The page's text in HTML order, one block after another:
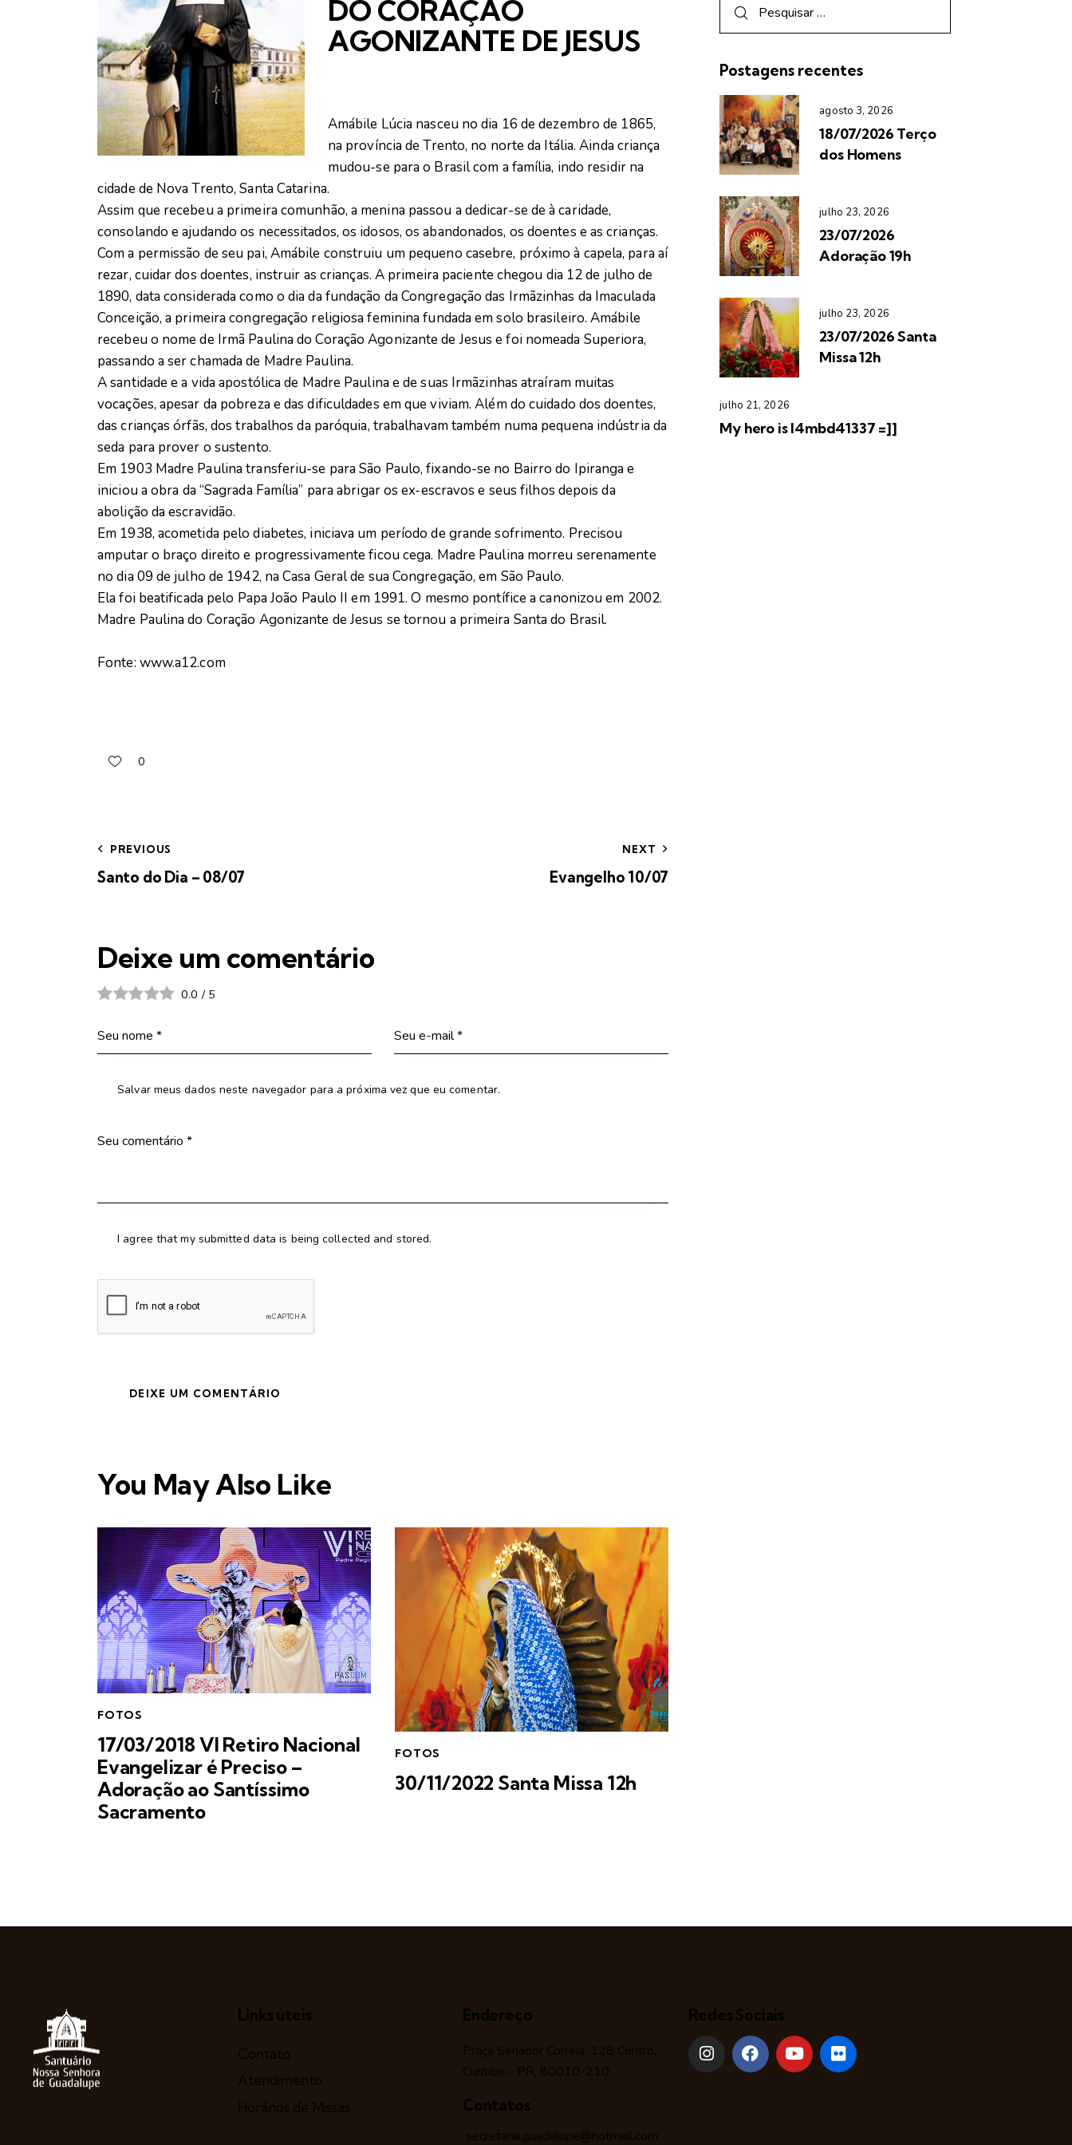
DO CORAÇÃO
AGONIZANTE DE JESUS
Amábile Lúcia nasceu no dia 16 de dezembro de 1865,
na província de Trento, no norte da Itália. Ainda criança
mudou-se para o Brasil com a família, indo residir na
cidade de Nova Trento, Santa Catarina.
Assim que recebeu a primeira comunhão, a menina passou a dedicar-se de à caridade,
consolando e ajudando os necessitados, os idosos, os abandonados, os doentes e as crianças.
Com a permissão de seu pai, Amábile construiu um pequeno casebre, próximo à capela, para aí
rezar, cuidar dos doentes, instruir as crianças. A primeira paciente chegou dia 12 de julho de
1890, data considerada como o dia da fundação da Congregação das Irmãzinhas da Imaculada
Conceição, a primeira congregação religiosa feminina fundada em solo brasileiro. Amábile
recebeu o nome de Irmã Paulina do Coração Agonizante de Jesus e foi nomeada Superiora,
passando a ser chamada de Madre Paulina.
A santidade e a vida apostólica de Madre Paulina e de suas Irmãzinhas atraíram muitas
vocações, apesar da pobreza e das dificuldades em que viviam. Além do cuidado dos doentes,
das crianças órfãs, dos trabalhos da paróquia, trabalhavam também numa pequena indústria da
seda para prover o sustento.
Em 1903 Madre Paulina transferiu-se para São Paulo, fixando-se no Bairro do Ipiranga e
iniciou a obra da “Sagrada Família” para abrigar os ex-escravos e seus filhos depois da
abolição da escravidão.
Em 1938, acometida pelo diabetes, iniciava um período de grande sofrimento. Precisou
amputar o braço direito e progressivamente ficou cega. Madre Paulina morreu serenamente
no dia 09 de julho de 1942, na Casa Geral de sua Congregação, em São Paulo.
Ela foi beatificada pelo Papa João Paulo II em 1991. O mesmo pontífice a canonizou em 2002.
Madre Paulina do Coração Agonizante de Jesus se tornou a primeira Santa do Brasil.
Fonte: www.a12.com
0
PREVIOUS
Santo do Dia – 08/07
NEXT
Evangelho 10/07
Deixe um comentário
0.0 / 5
Salvar meus dados neste navegador para a próxima vez que eu comentar.
I agree that my submitted data is being collected and stored.
You May Also Like
FOTOS
17/03/2018 VI Retiro Nacional
Evangelizar é Preciso –
Adoração ao Santíssimo
Sacramento
FOTOS
30/11/2022 Santa Missa 12h
Postagens recentes
agosto 3, 2026
18/07/2026 Terço
dos Homens
julho 23, 2026
23/07/2026
Adoração 19h
julho 23, 2026
23/07/2026 Santa
Missa 12h
julho 21, 2026
My hero is l4mbd41337 =]]
Links úteis
Contato
Atendimento
Horários de Missas
Endereço
Praça Senador Correia, 128 Centro,
Curitiba – PR, 80010-210
Contatos
secretaria.guadalupe@hotmail.com
Redes Sociais